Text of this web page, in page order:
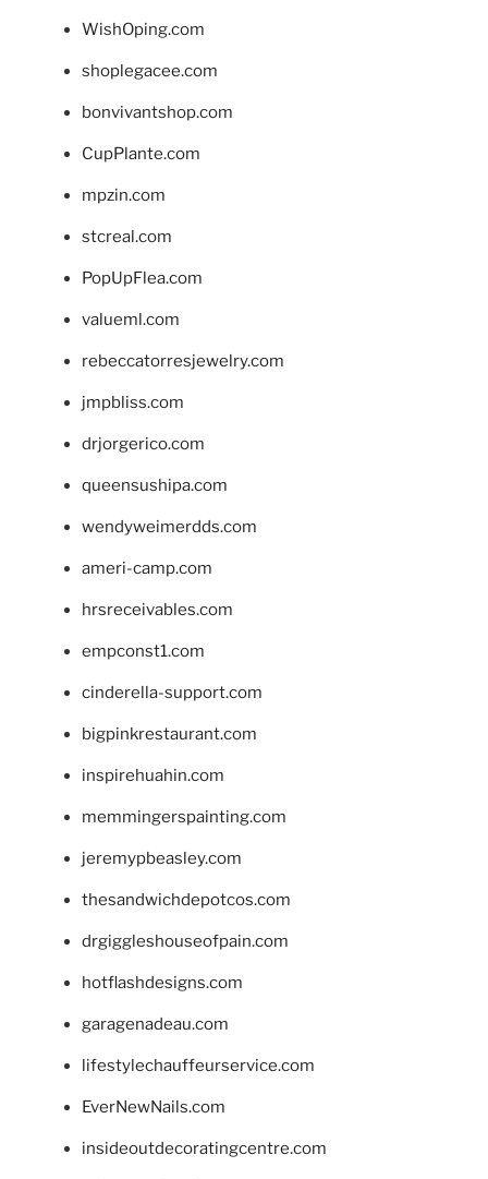
WishOping.com
shoplegacee.com
bonvivantshop.com
CupPlante.com
mpzin.com
stcreal.com
PopUpFlea.com
valueml.com
rebeccatorresjewelry.com
jmpbliss.com
drjorgerico.com
queensushipa.com
wendyweimerdds.com
ameri-camp.com
hrsreceivables.com
empconst1.com
cinderella-support.com
bigpinkrestaurant.com
inspirehuahin.com
memmingerspainting.com
jeremypbeasley.com
thesandwichdepotcos.com
drgiggleshouseofpain.com
hotflashdesigns.com
garagenadeau.com
lifestylechauffeurservice.com
EverNewNails.com
insideoutdecoratingcentre.com